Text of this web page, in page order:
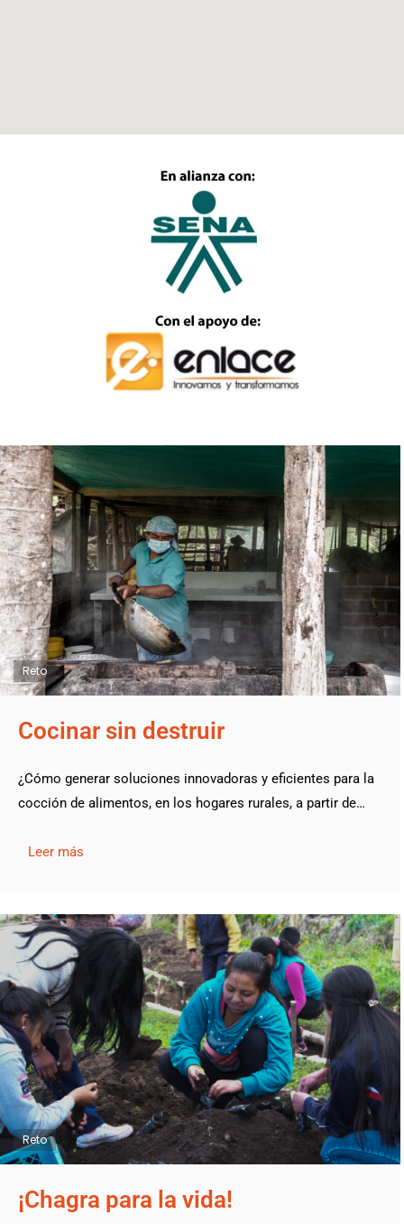
Reto
Cocinar sin destruir
¿Cómo generar soluciones innovadoras y eficientes para la
cocción de alimentos, en los hogares rurales, a partir de…
Leer más
Reto
¡Chagra para la vida!